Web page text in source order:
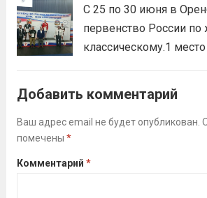
Викторовна.Читать
С 25 по 30 июня в
первенство России
классическому.1
(тренер Задорина Я.С.)
Добавить комментарий
Ваш адрес email не будет опубликован.
помечены *
Комментарий *